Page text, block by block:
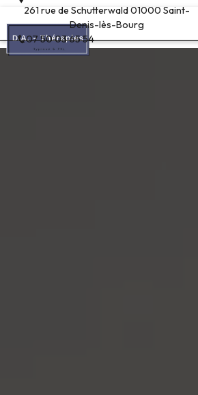
261 rue de Schutterwald 01000 Saint-
Denis-lès-Bourg
07 50 03 65 54
Panneau de gestion des cookies